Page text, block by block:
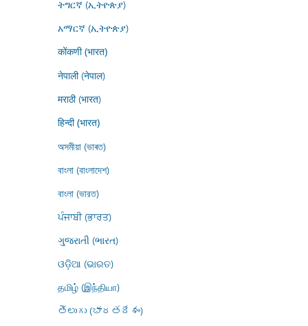
ትግርኛ (ኢትዮጵያ)
አማርኛ (ኢትዮጵያ)
कोंकणी (भारत)
नेपाली (नेपाल)
मराठी (भारत)
हिन्दी (भारत)
অসমীয়া (ভাৰত)
বাংলা (বাংলাদেশ)
বাংলা (ভারত)
ਪੰਜਾਬੀ (ਭਾਰਤ)
ગુજરાતી (ભારત)
ଓଡ଼ିଆ (ଭାରତ)
தமிழ் (இந்தியா)
తెలుగు (భారతదేశం)